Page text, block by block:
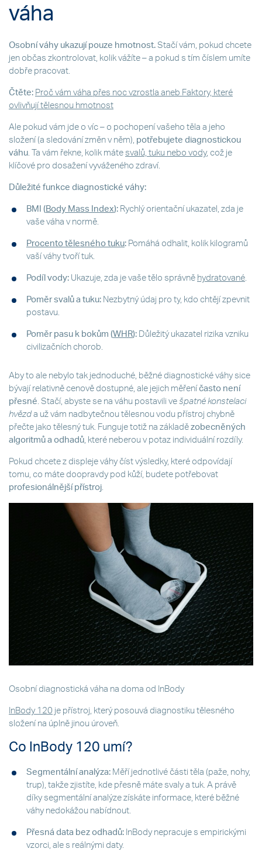
váha
Osobní váhy ukazují pouze hmotnost. Stačí vám, pokud chcete
jen občas zkontrolovat, kolik vážíte – a pokud s tím číslem umíte
dobře pracovat.
Čtěte: Proč vám váha přes noc vzrostla aneb Faktory, které
ovlivňují tělesnou hmotnost
Ale pokud vám jde o víc – o pochopení vašeho těla a jeho
složení (a sledování změn v něm), potřebujete diagnostickou
váhu. Ta vám řekne, kolik máte svalů, tuku nebo vody, což je
klíčové pro dosažení vyváženého zdraví.
Důležité funkce diagnostické váhy:
BMI ( Body Mass Index): Rychlý orientační ukazatel, zda je
vaše váha v normě.
Procento tělesného tuku: Pomáhá odhalit, kolik kilogramů
vaší váhy tvoří tuk.
Podíl vody: Ukazuje, zda je vaše tělo správně hydratované.
Poměr svalů a tuku: Nezbytný údaj pro ty, kdo chtějí zpevnit
postavu.
Poměr pasu k bokům (WHR): Důležitý ukazatel rizika vzniku
civilizačních chorob.
Aby to ale nebylo tak jednoduché, běžné diagnostické váhy sice
bývají relativně cenově dostupné, ale jejich měřeníčasto není
přesné . Stačí, abyste se na váhu postavili ve špatné konstelaci
hvězda už vám nadbytečnou tělesnou vodu přístroj chybně
přečte jako tělesný tuk. Funguje totiž na základě zobecněných
algoritmů a odhadů , které neberou v potaz individuální rozdíly.
Pokud chcete z displeje váhy číst výsledky, které odpovídají
tomu, co máte doopravdy pod kůží, budete potřebovat
profesionálnější přístroj
Osobní diagnostická váha na doma od InBody
InBody 120 je přístroj, který posouvá diagnostiku tělesného
složení na úplně jinou úroveň.
Co InBody 120 umí?
Segmentální analýza: Měří jednotlivé části těla (paže, nohy,
trup), takže zjistíte, kde přesně máte svaly a tuk. A právě
díky segmentální analýze získáte informace, které běžné
váhy nedokážou nabídnout.
Přesná data bez odhadů: InBody nepracuje s empirickými
vzorci, ale s reálnými daty.